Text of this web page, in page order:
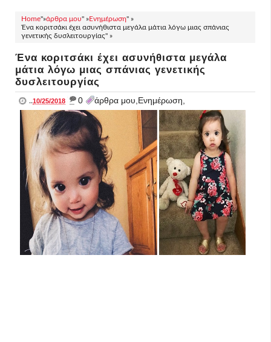
Home"»άρθρα μου" »Ενημέρωση" »
Ένα κοριτσάκι έχει ασυνήθιστα μεγάλα μάτια λόγω μιας σπάνιας
γενετικής δυσλειτουργίας" »
Ένα κοριτσάκι έχει ασυνήθιστα μεγάλα
μάτια λόγω μιας σπάνιας γενετικής
δυσλειτουργίας
..10/25/2018 _ 0 άρθρα μου,Ενημέρωση,